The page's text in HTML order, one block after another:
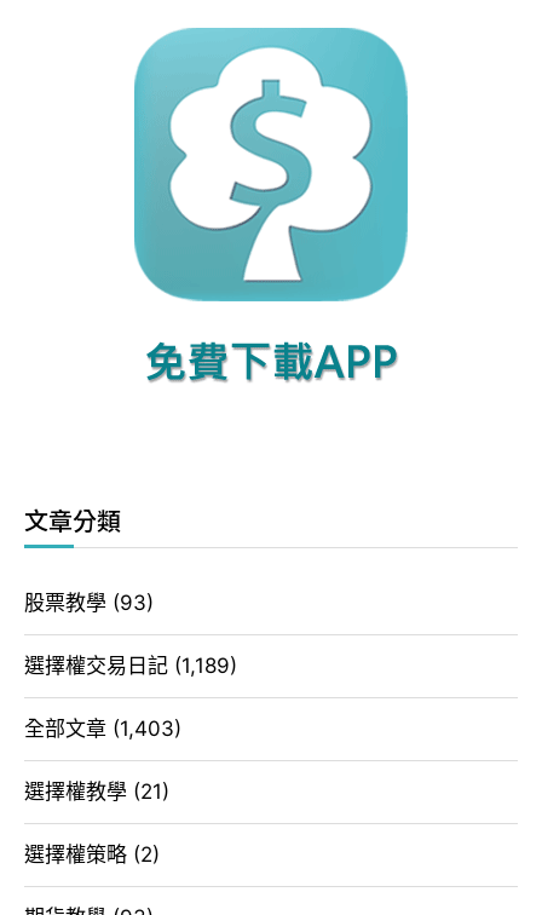
文章分類
股票教學 (93)
選擇權交易日記 (1,189)
全部文章 (1,403)
選擇權教學 (21)
選擇權策略 (2)